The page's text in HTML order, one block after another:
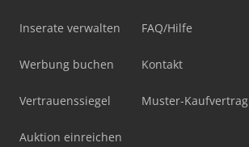
Inserate verwalten
Werbung buchen
Vertrauenssiegel
Auktion einreichen
FAQ/Hilfe
Kontakt
Muster-Kaufvertrag